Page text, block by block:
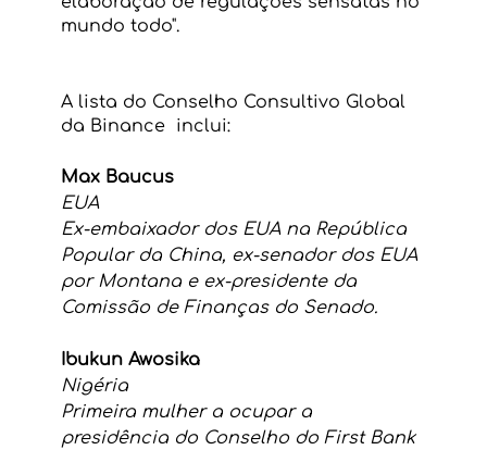
mundo todo".
A lista do Conselho Consultivo Global
da Binance  inclui:
Max Baucus
EUA
Ex-embaixador dos EUA na República
Popular da China, ex-senador dos EUA
por Montana e ex-presidente da
Comissão de Finanças do Senado.
Ibukun Awosika
Nigéria
Primeira mulher a ocupar a
presidência do Conselho do First Bank